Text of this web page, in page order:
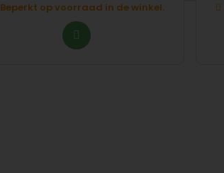
Beperkt op voorraad in de winkel.